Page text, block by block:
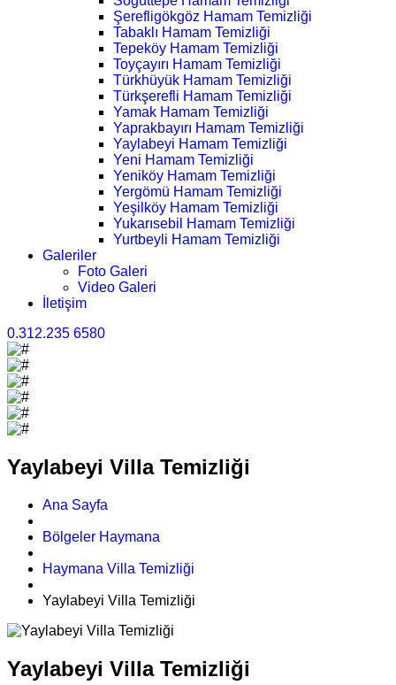
Şerefligökgöz Hamam Temizliği
Tabaklı Hamam Temizliği
Tepeköy Hamam Temizliği
Toyçayırı Hamam Temizliği
Türkhüyük Hamam Temizliği
Türkşerefli Hamam Temizliği
Yamak Hamam Temizliği
Yaprakbayırı Hamam Temizliği
Yaylabeyi Hamam Temizliği
Yeni Hamam Temizliği
Yeniköy Hamam Temizliği
Yergömü Hamam Temizliği
Yeşilköy Hamam Temizliği
Yukarısebil Hamam Temizliği
Yurtbeyli Hamam Temizliği
Galeriler
Foto Galeri
Video Galeri
İletişim
0.312.235 6580
Yaylabeyi Villa Temizliği
Ana Sayfa
Bölgeler Haymana
Haymana Villa Temizliği
Yaylabeyi Villa Temizliği
Yaylabeyi Villa Temizliği